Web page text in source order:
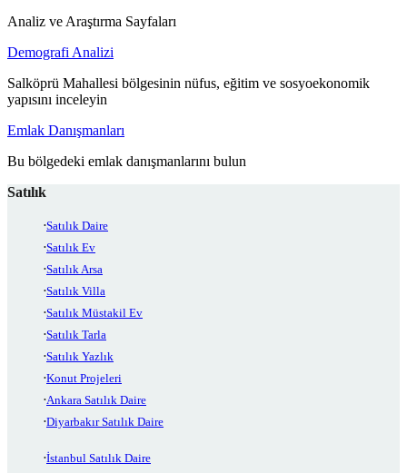
Analiz ve Araştırma Sayfaları
Demografi Analizi
Salköprü Mahallesi bölgesinin nüfus, eğitim ve sosyoekonomik
yapısını inceleyin
Emlak Danışmanları
Bu bölgedeki emlak danışmanlarını bulun
Satılık
Satılık Daire
Satılık Ev
Satılık Arsa
Satılık Villa
Satılık Müstakil Ev
Satılık Tarla
Satılık Yazlık
Konut Projeleri
Ankara Satılık Daire
Diyarbakır Satılık Daire
İstanbul Satılık Daire